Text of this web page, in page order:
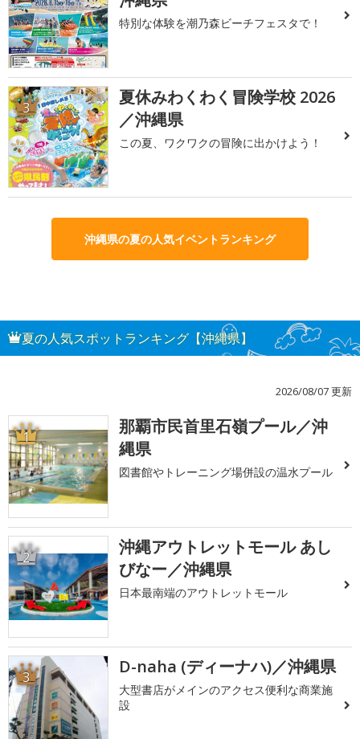
特別な体験を潮乃森ビーチフェスタで！
3
夏休みわくわく冒険学校 2026
／沖縄県
この夏、ワクワクの冒険に出かけよう！
沖縄県の夏の人気イベントランキング
夏の人気スポットランキング【沖縄県】
2026/08/07 更新
1
那覇市民首里石嶺プール／沖
縄県
図書館やトレーニング場併設の温水プール
2
沖縄アウトレットモール あし
びなー／沖縄県
日本最南端のアウトレットモール
3 D-naha (ディーナハ)／沖縄県
大型書店がメインのアクセス便利な商業施
設